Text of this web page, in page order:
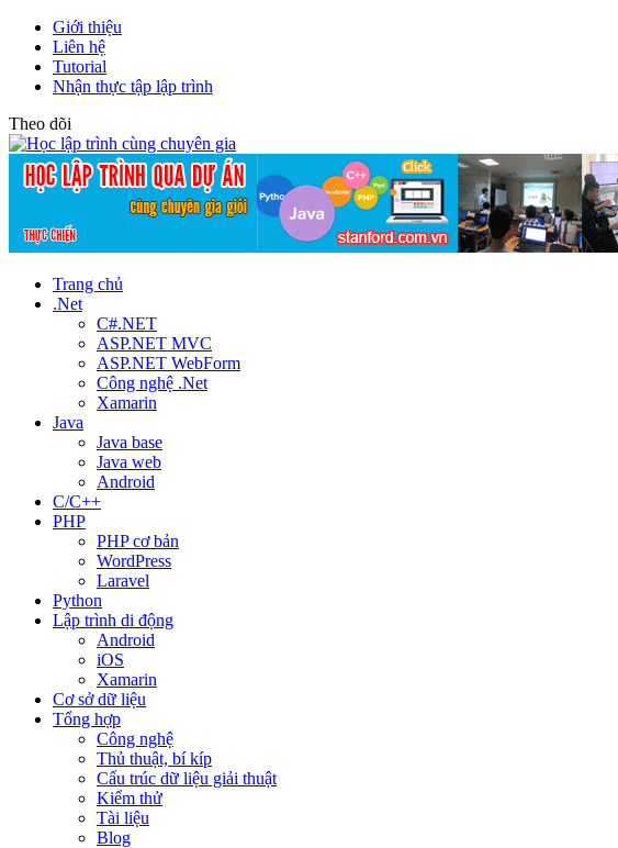
Giới thiệu
Liên hệ
Tutorial
Nhận thực tập lập trình
Theo dõi
Trang chủ
.Net
C#.NET
ASP.NET MVC
ASP.NET WebForm
Công nghệ .Net
Xamarin
Java
Java base
Java web
Android
C/C++
PHP
PHP cơ bản
WordPress
Laravel
Python
Lập trình di động
Android
iOS
Xamarin
Cơ sở dữ liệu
Tổng hợp
Công nghệ
Thủ thuật, bí kíp
Cấu trúc dữ liệu giải thuật
Kiểm thử
Tài liệu
Blog